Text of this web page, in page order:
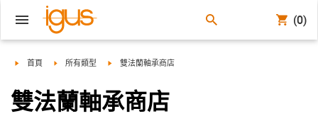
(0)
igus-icon-arrow-right
首頁 igus-icon-arrow-right
所有類型 igus-icon-arrow-right
雙法蘭軸承商店
雙法蘭軸承商店